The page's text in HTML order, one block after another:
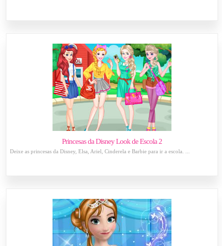
Princesas da Disney Look de Escola 2
Deixe as princesas da Disney, Elsa, Ariel, Cinderela e Barbie para ir a escola. ...